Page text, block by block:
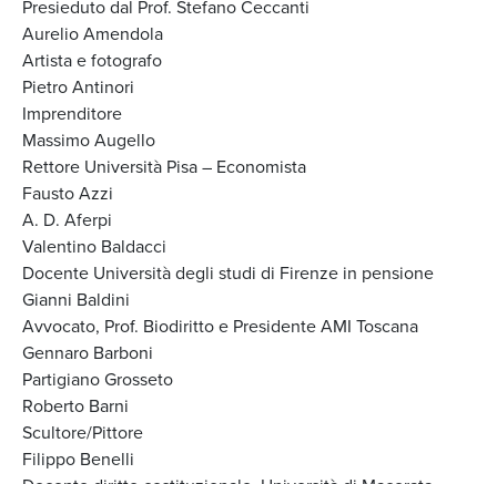
Presieduto dal Prof. Stefano Ceccanti
Aurelio Amendola
Artista e fotografo
Pietro Antinori
Imprenditore
Massimo Augello
Rettore Università Pisa – Economista
Fausto Azzi
A. D. Aferpi
Valentino Baldacci
Docente Università degli studi di Firenze in pensione
Gianni Baldini
Avvocato, Prof. Biodiritto e Presidente AMI Toscana
Gennaro Barboni
Partigiano Grosseto
Roberto Barni
Scultore/Pittore
Filippo Benelli